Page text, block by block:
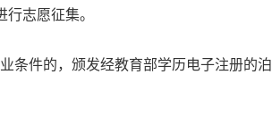
志愿征集。
条件的，颁发经教育部学历电子注册的泊